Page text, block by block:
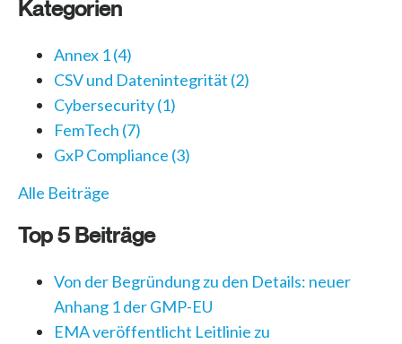
Kategorien
Annex 1(4)
CSV und Datenintegrität (2)
Cybersecurity(1)
FemTech (7)
GxP Compliance (3)
Alle Beiträge
Top 5 Beiträge
Von der Begründung zu den Details: neuer
Anhang 1 der GMP-EU
EMA veröffentlicht Leitlinie zu